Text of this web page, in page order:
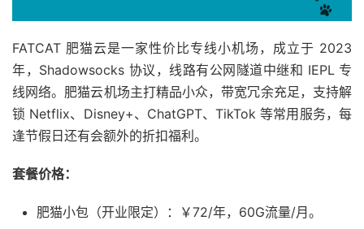
FATCAT 肥猫云是一家性价比专线小机场，成立于 2023
年，Shadowsocks 协议，线路有公网隧道中继和 IEPL 专
线网络。肥猫云机场主打精品小众，带宽冗余充足，支持解
锁 Netflix、Disney+、ChatGPT、TikTok 等常用服务，每
逢节假日还有会额外的折扣福利。
套餐价格：
肥猫小包（开业限定）：￥72/年，60G流量/月。